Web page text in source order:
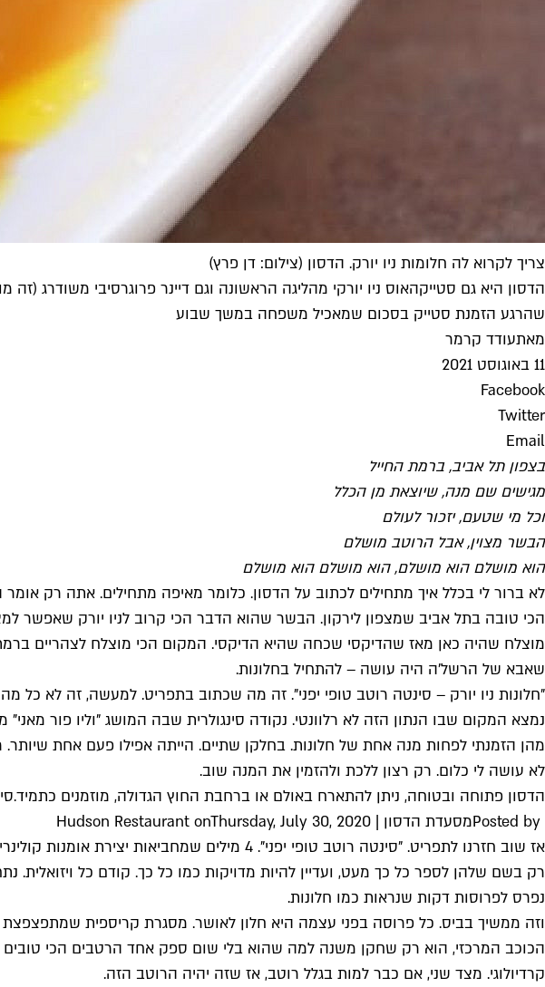
צריך לקרוא לה חלומות ניו יורק. הדסון (צילום: דן פרץ)
הדסון היא גם סטייקהאוס ניו יורקי מהליגה הראשונה וגם דיינר פרוגרסיבי
שהרגע הזמנת סטייק בסכום שמאכיל משפחה במשך שבוע
מאתעודד קרמר
11 באוגוסט 2021
Facebook
Twitter
Email
בצפון תל אביב, ברמת החייל
מגישים שם מנה, שיוצאת מן הכלל
וכל מי שטעם, יזכור לעולם
הבשר מצוין, אבל הרוטב מושלם
הוא מושלם הוא מושלם, הוא מושלם הוא מושלם
לא ברור לי בכלל איך מתחילים לכתוב על הדסון. כלומר מאיפה מתחילים. אתה רק
הכי טובה בתל אביב שמצפון לירקון. הבשר שהוא הדבר הכי קרוב לניו יורק שאפשר
מוצלח שהיה כאן מאז שהדיקסי שכחה שהיא הדיקסי. המקום הכי מוצלח לצהריים
שאבא של הרשל'ה היה עושה – להתחיל בחלונות.
מהן הזמנתי לפחות מנה אחת של חלונות. בחלקן שתיים. הייתה אפילו פעם אחת
לא עושה לי כלום. רק רצון ללכת ולהזמין את המנה שוב.
הדסון פתוחה ובטוחה, ניתן להתארח באולם או ברחבת החוץ הגדולה, מוזמנים
Posted by ‎מסעדת הדסון | Hudson Restaurant ‎ onThursday, July 30, 2020
אז שוב חזרנו לתפריט. "סינטה רוטב טופי יפני".
רק בשם שלהן לספר כל כך מעט, ועדיין להיות מדויקות כמו כל כך. קודם כל ויזואלית.
נפרס לפרוסות דקות שנראות כמו חלונות.
וזה ממשיך בביס. כל פרוסה בפני עצמה היא חלון לאושר. מסגרת קריספית
הכוכב המרכזי, הוא רק שחקן משנה למה שהוא בלי שום ספק אחד הרטבים הכי טובים
קרדיולוגי. מצד שני, אם כבר למות בגלל רוטב, אז שזה יהיה הרוטב הזה.